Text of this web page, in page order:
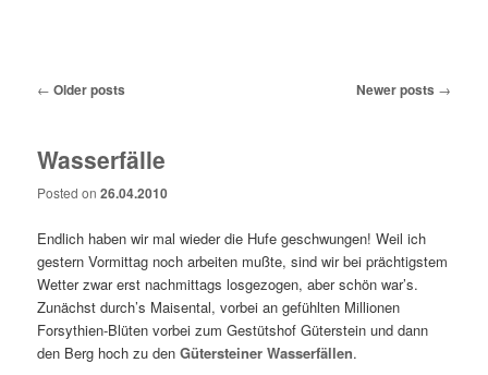
Post navigation
← Older posts Newer posts →
Wasserfälle
Posted on26.04.2010
Endlich haben wir mal wieder die Hufe geschwungen! Weil ich
gestern Vormittag noch arbeiten mußte, sind wir bei prächtigstem
Wetter zwar erst nachmittags losgezogen, aber schön war’s.
Zunächst durch’s Maisental, vorbei an gefühlten Millionen
Forsythien-Blüten vorbei zum Gestütshof Güterstein und dann
den Berg hoch zu den Gütersteiner Wasserfällen.